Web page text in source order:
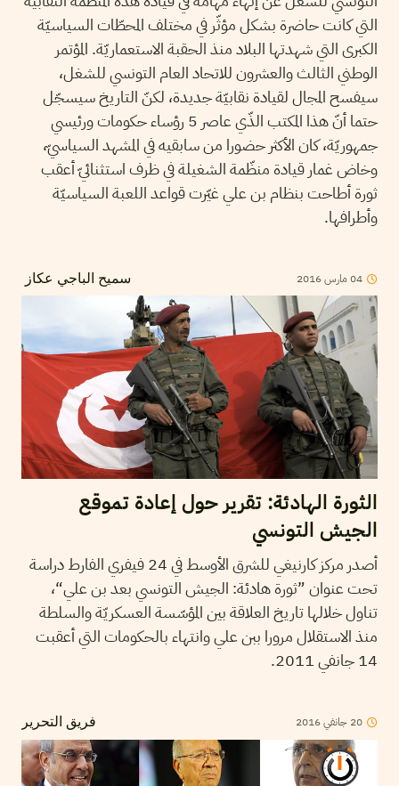
التي كانت حاضرة بشكل مؤثّر في مختلف المحطّات السياسيّة
الكبرى التي شهدتها البلاد منذ الحقبة الاستعماريّة. المؤتمر
الوطني الثالث والعشرون للاتحاد العام التونسي للشغل،
سيفسح المجال لقيادة نقابيّة جديدة، لكنّ التاريخ سيسجّل
حتما أنّ هذا المكتب الذّي عاصر 5 رؤساء حكومات ورئيسي
جمهوريّة، كان الأكثر حضورا من سابقيه في المشهد السياسيّ،
وخاض غمار قيادة منظّمة الشغيلة في ظرف استثنائيّ أعقب
ثورة أطاحت بنظام بن علي غيّرت قواعد اللعبة السياسيّة
وأطرافها.
سميح الباجي عكاز 04مارس2016
الثورة الهادئة: تقرير حول إعادة تموقع
الجيش التونسي
أصدر مركز كارنيغي للشرق الأوسط في 24 فيفري الفارط دراسة
تحت عنوان ”ثورة هادئة: الجيش التونسي بعد بن علي“،
تناول خلالها تاريخ العلاقة بين المؤسّسة العسكريّة والسلطة
منذ الاستقلال مرورا ببن علي وانتهاء بالحكومات التي أعقبت
14 جانفي 2011.
فريق التحرير 20 جانفي2016